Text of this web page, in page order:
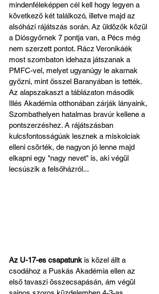
mindenféleképpen cél kell hogy legyen a
következő két találkozó, illetve majd az
alsóházi rájátszás során. Az üldözők közül
a Diósgyőrnek 7 pontja van, a Pécs még
nem szerzett pontot. Rácz Veronikáék
most szombaton idehaza játszanak a
PMFC-vel, melyet ugyanúgy le akarnak
győzni, mint ősszel Baranyában is tették.
Az alapszakaszt a táblázaton második
Illés Akadémia otthonában zárják lányaink,
Szombathelyen hatalmas bravúr kellene a
pontszerzéshez. A rájátszásban
kulcsfontosságúak lesznek a miskolciak
elleni csörték, de nagyon jó lenne majd
elkapni egy "nagy nevet" is, aki végül
lecsúszik a felsőházról...
Az U-17-es csapatunk is közel állt a
csodához a Puskás Akadémia ellen az
első tavaszi összecsapásán, ám végül